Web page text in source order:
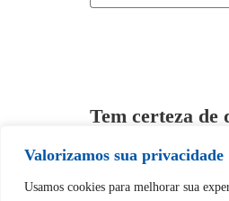
Valorizamos sua privacidade
Usamos cookies para melhorar sua
Tem certeza de
Desbloquear